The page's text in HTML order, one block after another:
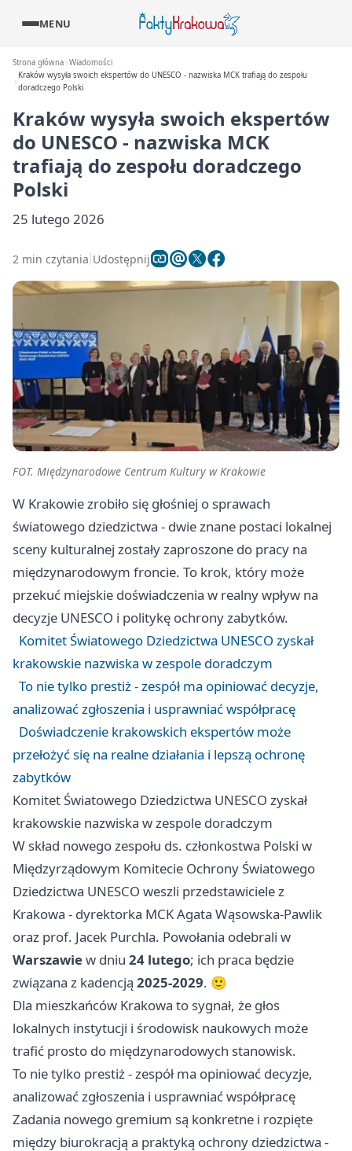
MENU
Strona główna Wiadomości
Kraków wysyła swoich ekspertów do UNESCO - nazwiska MCK trafiają do zespołu
doradczego Polski
Kraków wysyła swoich ekspertów
do UNESCO - nazwiska MCK
trafiają do zespołu doradczego
Polski
25 lutego 2026
2 min czytania Udostępnij
FOT. Międzynarodowe Centrum Kultury w Krakowie
W Krakowie zrobiło się głośniej o sprawach
światowego dziedzictwa - dwie znane postaci lokalnej
sceny kulturalnej zostały zaproszone do pracy na
międzynarodowym froncie. To krok, który może
przekuć miejskie doświadczenia w realny wpływ na
decyzje UNESCO i politykę ochrony zabytków.
Komitet Światowego Dziedzictwa UNESCO zyskał
krakowskie nazwiska w zespole doradczym
To nie tylko prestiż - zespół ma opiniować decyzje,
analizować zgłoszenia i usprawniać współpracę
Doświadczenie krakowskich ekspertów może
przełożyć się na realne działania i lepszą ochronę
zabytków
Komitet Światowego Dziedzictwa UNESCO zyskał
krakowskie nazwiska w zespole doradczym
W skład nowego zespołu ds. członkostwa Polski w
Międzyrządowym Komitecie Ochrony Światowego
Dziedzictwa UNESCO weszli przedstawiciele z
Krakowa - dyrektorka MCK Agata Wąsowska-Pawlik
oraz prof. Jacek Purchla. Powołania odebrali w
Warszawiew dniu 24 lutego; ich praca będzie
związana z kadencją 2025-2029. 🙂
Dla mieszkańców Krakowa to sygnał, że głos
lokalnych instytucji i środowisk naukowych może
trafić prosto do międzynarodowych stanowisk.
To nie tylko prestiż - zespół ma opiniować decyzje,
analizować zgłoszenia i usprawniać współpracę
Zadania nowego gremium są konkretne i rozpięte
między biurokracją a praktyką ochrony dziedzictwa -